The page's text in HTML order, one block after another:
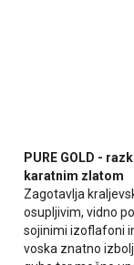
PURE GOLD -
karatnim zlatom
Zagotavlja
osupljivim, vidno
sojinimi izoflafoni
voska znatno